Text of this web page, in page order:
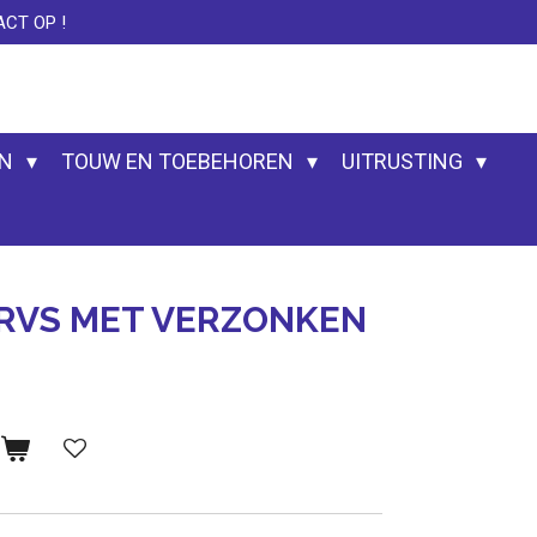
OP !
TOUW EN TOEBEHOREN UITRUSTING
MET VERZONKEN